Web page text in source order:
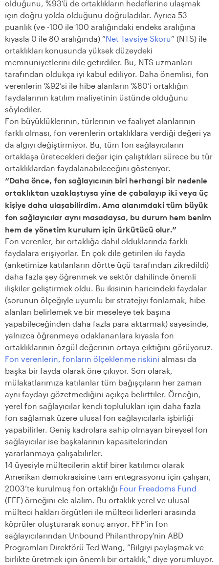
olduğunu, %93’ü de ortaklıkların hedeflerine ulaşmak
için doğru yolda olduğunu doğruladılar. Ayrıca 53
puanlık (ve -100 ile 100 aralığındaki endeks aralığına
kıyasla 0 ile 80 aralığında) “Net Tavsiye Skoru” (NTS) ile
ortaklıkları konusunda yüksek düzeydeki
memnuniyetlerini dile getirdiler. Bu, NTS uzmanları
tarafından oldukça iyi kabul ediliyor. Daha önemlisi, fon
verenlerin %92’si ile hibe alanların %80’i ortaklığın
faydalarının katılım maliyetinin üstünde olduğunu
söylediler.
Fon büyüklüklerinin, türlerinin ve faaliyet alanlarının
farklı olması, fon verenlerin ortaklıklara verdiği değeri ya
da algıyı değiştirmiyor. Bu, tüm fon sağlayıcıların
ortaklaşa üretecekleri değer için çalıştıkları sürece bu tür
ortaklıklardan faydalanabileceğini gösteriyor.
“Daha önce, fon sağlayıcının biri herhangi bir nedenle
ortaklıktan uzaklaştıysa yine de çabalayıp iki veya üç
kişiye daha ulaşabilirdim. Ama alanımdaki tüm büyük
fon sağlayıcılar aynı masadaysa, bu durum hem benim
hem de yönetim kurulum için ürkütücü olur.”
Fon verenler, bir ortaklığa dahil olduklarında farklı
faydalara erişiyorlar. En çok dile getirilen iki fayda
(anketimize katılanların dörtte üçü tarafından zikredildi)
daha fazla şey öğrenmek ve sektör dahilinde önemli
ilişkiler geliştirmek oldu. Bu ikisinin haricindeki faydalar
(sorunun ölçeğiyle uyumlu bir stratejiyi fonlamak, hibe
alanları belirlemek ve bir meseleye tek başına
yapabileceğinden daha fazla para aktarmak) sayesinde,
yalnızca öğrenmeye odaklananlara kıyasla fon
ortaklıklarının özgül değerinin ortaya çıktığını görüyoruz.
Fon verenlerin, fonların ölçeklenme riskini alması da
başka bir fayda olarak öne çıkıyor. Son olarak,
mülakatlarımıza katılanlar tüm bağışçıların her zaman
aynı faydayı gözetmediğini açıkça belirttiler. Örneğin,
yerel fon sağlayıcılar kendi toplulukları için daha fazla
fon sağlamak üzere ulusal fon sağlayıcılarla işbirliği
yapabilirler. Geniş kadrolara sahip olmayan bireysel fon
sağlayıcılar ise başkalarının kapasitelerinden
yararlanmaya çalışabilirler.
14 üyesiyle mültecilerin aktif birer katılımcı olarak
Amerikan demokrasisine tam entegrasyonu için çalışan,
2003’te kurulmuş fon ortaklığı Four Freedoms Fund
(FFF) örneğini ele alalım. Bu ortaklık yerel ve ulusal
mülteci hakları örgütleri ile mülteci liderleri arasında
köprüler oluşturarak sonuç arıyor. FFF’in fon
sağlayıcılarından Unbound Philanthropy’nin ABD
Programları Direktörü Ted Wang, “Bilgiyi paylaşmak ve
birlikte üretmek için önemli bir ortaklık,” diye yorumluyor.